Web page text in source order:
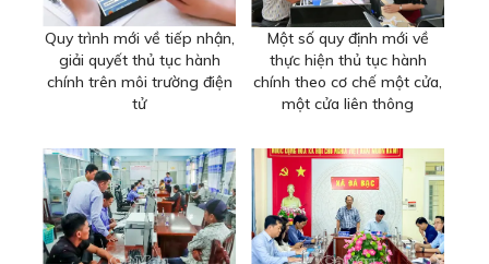
Quy trình mới về tiếp nhận,
giải quyết thủ tục hành
chính trên môi trường điện
tử
Một số quy định mới về
thực hiện thủ tục hành
chính theo cơ chế một cửa,
một cửa liên thông